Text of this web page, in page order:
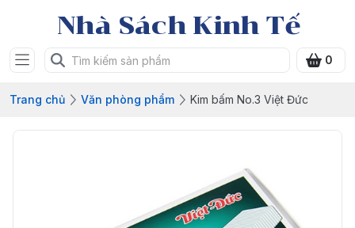
Nhà Sách Kinh Tế
0
Trang chủ Văn phòng phẩm Kim bấm No.3 Việt Đức